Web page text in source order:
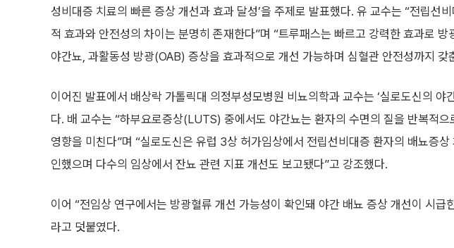
성비대증 치료의 빠른 증상 개선과 효과 달성’을 주제로 발표했다. 유 교수는 “전립선
적 효과와 안전성의 차이는 분명히 존재한다”며 “트루패스는 빠르고 강력한 효과로
야간뇨, 과활동성 방광(OAB) 증상을 효과적으로 개선 가능하며 심혈관 안전성까지 갖
이어진 발표에서 배상락 가톨릭대 의정부성모병원 비뇨의학과 교수는 ‘실로도신의 야
다. 배 교수는 “하부요로증상(LUTS) 중에서도 야간뇨는 환자의 수면의 질을 반복적
영향을 미친다”며 “실로도신은 유럽 3상 허가임상에서 전립선비대증 환자의 배뇨증
인했으며 다수의 임상에서 잔뇨 관련 지표 개선도 보고됐다”고 강조했다.
이어 “전임상 연구에서는 방광혈류 개선 가능성이 확인돼 야간 배뇨 증상 개선이 시급
라고 덧붙였다.